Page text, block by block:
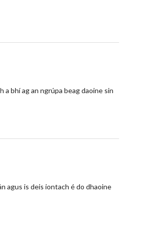
a bhí ag an ngrúpa beag daoine sin
agus is deis iontach é do dhaoine